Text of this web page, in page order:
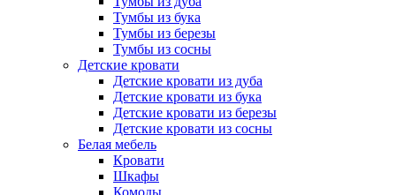
Тумбы из бука
Тумбы из березы
Тумбы из сосны
Детские кровати
Детские кровати из дуба
Детские кровати из бука
Детские кровати из березы
Детские кровати из сосны
Белая мебель
Кровати
Шкафы
Комоды